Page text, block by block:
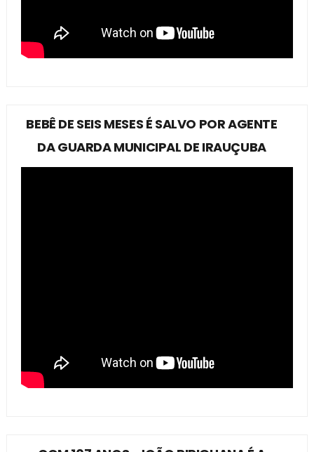
BEBÊ DE SEIS MESES É SALVO POR AGENTE
DA GUARDA MUNICIPAL DE IRAUÇUBA